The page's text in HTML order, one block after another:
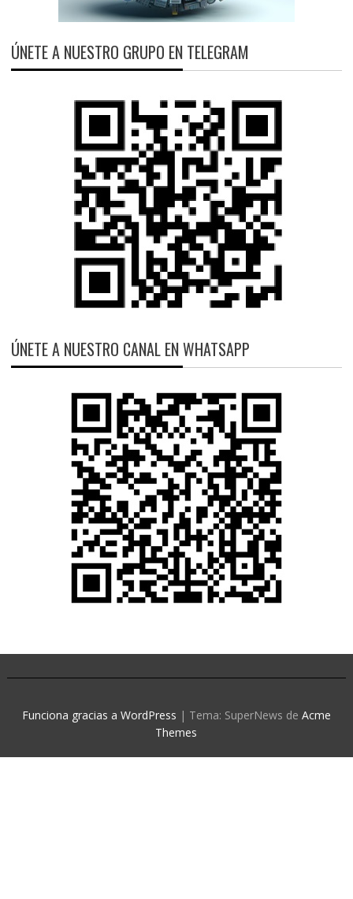
ÚNETE A NUESTRO GRUPO EN TELEGRAM
ÚNETE A NUESTRO CANAL EN WHATSAPP
Funciona gracias a WordPress | Tema: SuperNews de Acme
Themes